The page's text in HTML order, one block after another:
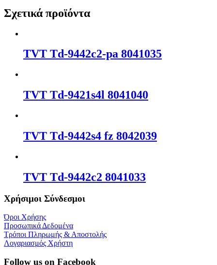
Σχετικά προϊόντα
TVT Td-9442c2-pa 8041035
TVT Td-9421s4l 8041040
TVT Td-9442s4 fz 8042039
TVT Td-9442c2 8041033
Χρήσιμοι Σύνδεσμοι
Όροι Χρήσης
Προσωπικά Δεδομένα
Τρόποι Πληρωμής & Αποστολής
Λογαριασμός Χρήστη
Follow us on Facebook